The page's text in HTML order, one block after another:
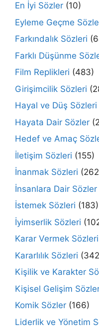
En İyi Sözler (10)
Eyleme Geçme
Farkındalık Sözleri
Farklı Düşünme
Film Replikleri (483)
Girişimcilik Sözleri
Hayal ve Düş Sözleri
Hayata Dair Sözler
Hedef ve Amaç
İletişim Sözleri (155)
İnanmak Sözleri
İnsanlara Dair Sözler
İstemek Sözleri (183)
İyimserlik Sözleri
Karar Vermek Sözleri
Kararlılık Sözleri
Kişilik ve Karakter
Kişisel Gelişim
Komik Sözler (166)
Liderlik ve Yönetim